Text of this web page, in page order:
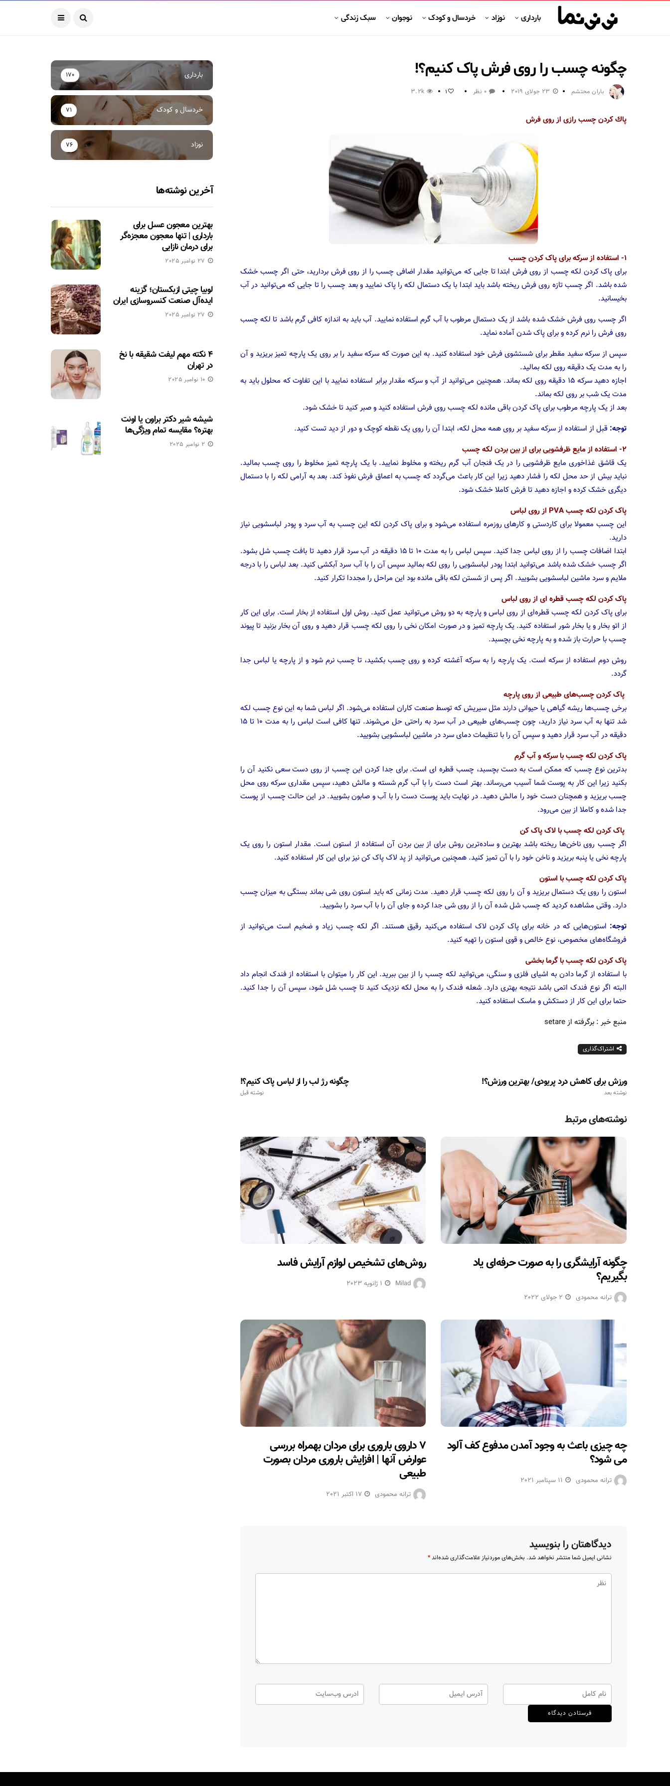
بارداری نوزاد خردسال و کودک نوجوان سبک زندگی
چگونه چسب را روی فرش پاک کنیم؟!
باران محتشم 23 جولای 2019 0 نظر 1
3.2k
پاك كردن چسب رازی از روی فرش
۱- استفاده از سرکه برای پاک کردن چسب
برای پاک کردن لکه چسب از روی فرش ابتدا تا جایی که می‌توانید مقدار اضافی چسب را از روی فرش بردارید، حتی اگر چسب خشک
شده باشد. اگر چسب تازه روی فرش ریخته باشد باید ابتدا با یک دستمال لکه را پاک نمایید و بعد چسب را تا جایی که می‌توانید در آب
بخیسانید.
اگر چسب روی فرش خشک شده باشد از یک دستمال مرطوب با آب گرم استفاده نمایید. آب باید به اندازه کافی گرم باشد تا لکه چسب
روی فرش را نرم کرده و برای پاک شدن آماده نماید.
سپس از سرکه سفید مقطر برای شستشوی فرش خود استفاده کنید. به این صورت که سرکه سفید را بر روی یک پارچه تمیز بریزید و آن
را به مدت یک دقیقه روی لکه بمالید.
اجازه دهید سرکه ۱۵ دقیقه روی لکه بماند. همچنین می‌توانید از آب و سرکه مقدار برابر استفاده نمایید با این تفاوت که محلول باید به
مدت یک شب بر روی لکه بماند.
بعد از یک پارچه مرطوب برای پاک کردن باقی مانده لکه چسب روی فرش استفاده کنید و صبر کنید تا خشک شود.
توجه: قبل از استفاده از سرکه سفید بر روی همه محل لکه، ابتدا آن را روی یک نقطه کوچک و دور از دید تست کنید.
۲- استفاده از مایع ظرفشویی برای از بین بردن لکه چسب
یک قاشق غذاخوری مایع ظرفشویی را در یک فنجان آب گرم ریخته و مخلوط نمایید. با یک پارچه تمیز مخلوط را روی چسب بمالید.
نباید بیش از حد محل لکه را فشار دهید زیرا این کار باعث می‌گردد که چسب به اعماق فرش نفوذ کند. بعد به آرامی لکه را با دستمال
دیگری خشک کرده و اجازه دهید تا فرش کاملا خشک شود.
پاک کردن لکه چسب PVA از روی لباس
این چسب معمولا برای کاردستی و کارهای روزمره استفاده می‌شود و برای پاک کردن لکه این چسب به آب سرد و پودر لباسشویی نیاز
دارید.
ابتدا اضافات چسب را از روی لباس جدا کنید. سپس لباس را به مدت ۱۰ تا ۱۵ دقیقه در آب سرد قرار دهید تا بافت چسب شل بشود.
اگر چسب خشک شده باشد می‌توانید ابتدا پودر لباسشویی را روی لکه بمالید سپس آن را با آب سرد آبکشی کنید. بعد لباس را با درجه
ملایم و سرد ماشین لباسشویی بشویید. اگر پس از شستن لکه باقی مانده بود این مراحل را مجددا تکرار کنید.
پاک کردن لکه چسب قطره ای از روی لباس
برای پاک کردن لکه چسب قطره‌ای از روی لباس و پارچه به دو روش می‌توانید عمل کنید. روش اول استفاده از بخار است. برای این کار
از اتو بخار و یا بخار شور استفاده کنید. یک پارچه‌ تمیز و در صورت امکان نخی را روی لکه چسب قرار دهید و روی آن بخار بزنید تا پیوند
چسب با حرارت باز شده و به پارچه نخی بچسبد.
روش دوم استفاده از سرکه است. یک پارچه‌ را به سرکه آغشته کرده و روی چسب بکشید، تا چسب نرم شود و از پارچه یا لباس جدا
گردد.
پاک کردن چسب‌های طبیعی از روی پارچه
برخی چسب‌ها ریشه گیاهی یا حیوانی دارند مثل سیریش که توسط صنعت کاران استفاده می‌شود. اگر لباس شما به این نوع چسب لکه
شد تنها به آب سرد نیاز دارید، چون چسب‌های طبیعی در آب سرد به راحتی حل می‌شوند. تنها کافی است لباس را به مدت ۱۰ تا ۱۵
دقیقه در آب سرد قرار دهید و سپس آن را با تنظیمات دمای سرد در ماشین لباسشویی بشویید.
پاک کردن لکه چسب با سرکه و آب گرم
بدترین نوع چسب که ممکن است به دست بچسبد، چسب قطره ای است. برای جدا کردن این چسب از روی دست سعی نکنید آن را
بکنید زیرا این کار به پوست شما آسیب می‌رساند. بهتر است دست را با آب گرم شسته و مالش دهید، سپس مقداری سرکه روی محل
چسب بریزید و همچنان دست خود را مالش دهید. در نهایت باید پوست دست را با آب و صابون بشویید. در این حالت چسب از پوست
جدا شده و کاملا از بین می‌رود.
پاک کردن لکه چسب با لاک پاک کن
اگر چسب روی ناخن‌ها ریخته باشد بهترین و ساده‌ترین روش برای از بین بردن آن استفاده از استون است. مقدار استون را روی یک
پارچه نخی یا پنبه بریزید و ناخن خود را با آن تمیز کنید. همچنین می‌توانید از پد لاک پاک کن نیز برای این کار استفاده کنید.
پاک کردن لکه چسب با استون
استون را روی یک دستمال بریزید و آن را روی لکه چسب قرار دهید. مدت زمانی که باید استون روی شی بماند بستگی به میزان چسب
دارد. وقتی مشاهده کردید که چسب شل شده آن را از روی شی جدا کرده و جای آن را با آب سرد را بشویید.
توجه: استون‌هایی که در خانه برای پاک کردن لاک استفاده می‌کنید رقیق هستند. اگر لکه چسب زیاد و ضخیم است می‌توانید از
فروشگاه‌های مخصوص، نوع خالص و قوی استون را تهیه کنید.
پاک کردن لکه چسب با گرما بخشی
با استفاده از گرما دادن به اشیای فلزی و سنگی، می‌توانید لکه چسب را از بین ببرید. این کار را میتوان با استفاده از فندک انجام داد
البته اگر نوع فندک اتمی باشد نتیجه بهتری دارد. شعله فندک را به محل لکه نزدیک کنید تا چسب شل شود، سپس آن را جدا کنید.
حتما برای این کار از دستکش و ماسک استفاده کنید.
منبع خبر : برگرفته از setare
اشتراک‌گذاری
چگونه رژ لب را از لباس پاک کنیم؟!
نوشته قبل
ورزش برای کاهش درد پریودی/ بهترین ورزش؟!
نوشته بعد
نوشته‌های مرتبط
روش‌های تشخیص لوازم آرایش فاسد
Milad 1 ژانویه 2023
چگونه آرایشگری را به صورت حرفه‌ای یاد
بگیریم؟
ترانه محمودی 2 جولای 2022
۷ داروی باروری برای مردان بهمراه بررسی
عوارض آنها | افزایش باروری مردان بصورت
طبیعی
ترانه محمودی 17 اکتبر 2021
چه چیزی باعث به وجود آمدن مدفوع کف آلود
می شود؟
ترانه محمودی 11 سپتامبر 2021
دیدگاهتان را بنویسید
نشانی ایمیل شما منتشر نخواهد شد. بخش‌های موردنیاز علامت‌گذاری شده‌اند*
بارداری 170
خردسال و کودک 71
نوزاد 76
آخرین نوشته‌ها
بهترین معجون عسل برای
بارداری | تنها معجون معجزه‌گر
برای درمان نازایی
27 نوامبر 2025
لوبیا چیتی ازبکستان؛ گزینه
ایده‌آل صنعت کنسروسازی ایران
27 نوامبر 2025
۴ نکته مهم لیفت شقیقه با نخ
در تهران
10 نوامبر 2025
شیشه شیر دکتر براون یا اونت
بهتره؟ مقایسه تمام ویژگی‌ها
2 نوامبر 2025